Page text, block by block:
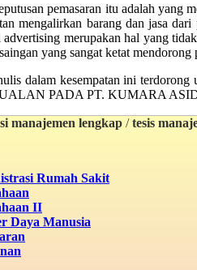
pemasaran itu adalah yang
mengalirkan barang dan jasa
merupakan hal yang
yang sangat ketat
dalam kesempatan ini
PADA PT. KUMARA
manajemen lengkap /tesis
Rumah Sakit
II
Daya Manusia